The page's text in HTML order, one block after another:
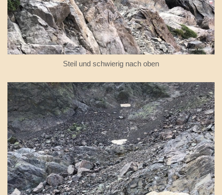
Steil und schwierig nach oben